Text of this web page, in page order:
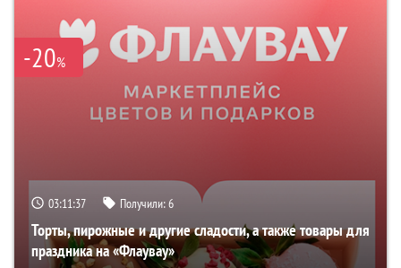
-20%
03:11:36 Получили:6
Торты, пирожные и другие сладости, а также товары для
праздника на «Флаувау»